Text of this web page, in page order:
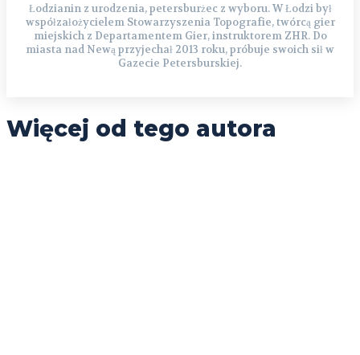
Łodzianin z urodzenia, petersburżec z wyboru. W Łodzi był
współzałożycielem Stowarzyszenia Topografie, twórcą gier
miejskich z Departamentem Gier, instruktorem ZHR. Do
miasta nad Newą przyjechał 2013 roku, próbuje swoich sił w
Gazecie Petersburskiej.
Więcej od tego autora